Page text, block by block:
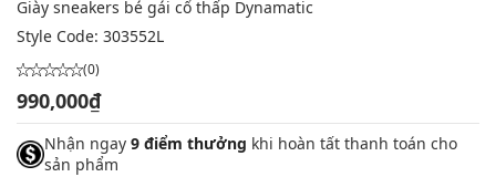
Giày sneakers bé gái cổ thấp Dynamatic
Style Code: 303552L
(0)
990,000₫
Nhận ngay 9 điểm thưởng khi hoàn tất thanh toán cho
sản phẩm